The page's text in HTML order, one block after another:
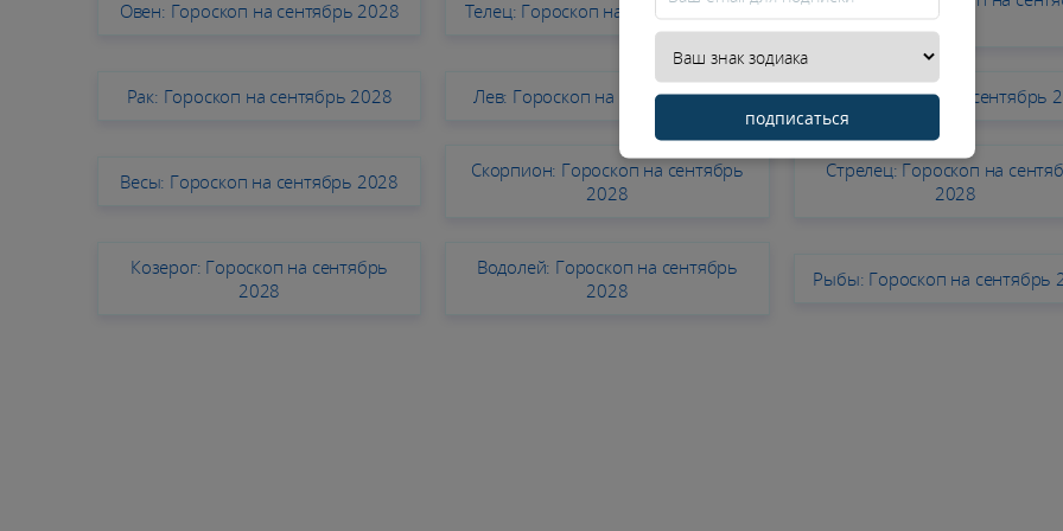
Овен: Гороскоп на сентябрь 2028 Телец: Гороскоп на сентябрь 2028
2028
Рак: Гороскоп на сентябрь 2028 Лев: Гороскоп на сентябрь 2028 Дева: Гороскоп на сентябрь
Весы: Гороскоп на сентябрь 2028
Скорпион: Гороскоп на сентябрь
2028
Стрелец: Гороскоп на
2028
Козерог: Гороскоп на сентябрь
2028
Водолей: Гороскоп на сентябрь
2028
Рыбы: Гороскоп на сентябрь
подписаться